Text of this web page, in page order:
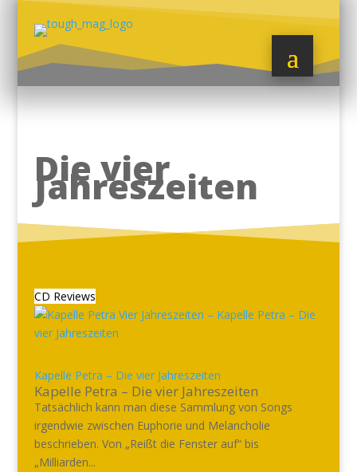
Die vier
Jahreszeiten
CD Reviews
Kapelle Petra – Die vier Jahreszeiten
Kapelle Petra – Die vier Jahreszeiten
Tatsächlich kann man diese Sammlung von Songs
irgendwie zwischen Euphorie und Melancholie
beschrieben. Von „Reißt die Fenster auf“ bis
„Milliarden...